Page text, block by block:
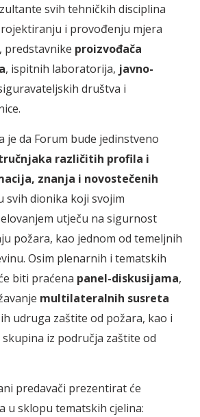
svih tehničkih disciplina
i provođenju mjera
predstavnike proizvođača
, ispitnih laboratorija, javno-
društva i
je da Forum bude jedinstveno
različitih profila i
znanja i novostečenih
svih dionika koji svojim
utječu na sigurnost
požara, kao jednom od temeljnih
Osim plenarnih i tematskih
biti praćena panel-diskusijama,
multilateralnih susreta
udruga zaštite od požara, kao i
iz područja zaštite od
predavači prezentirat će
u sklopu tematskih cjelina: